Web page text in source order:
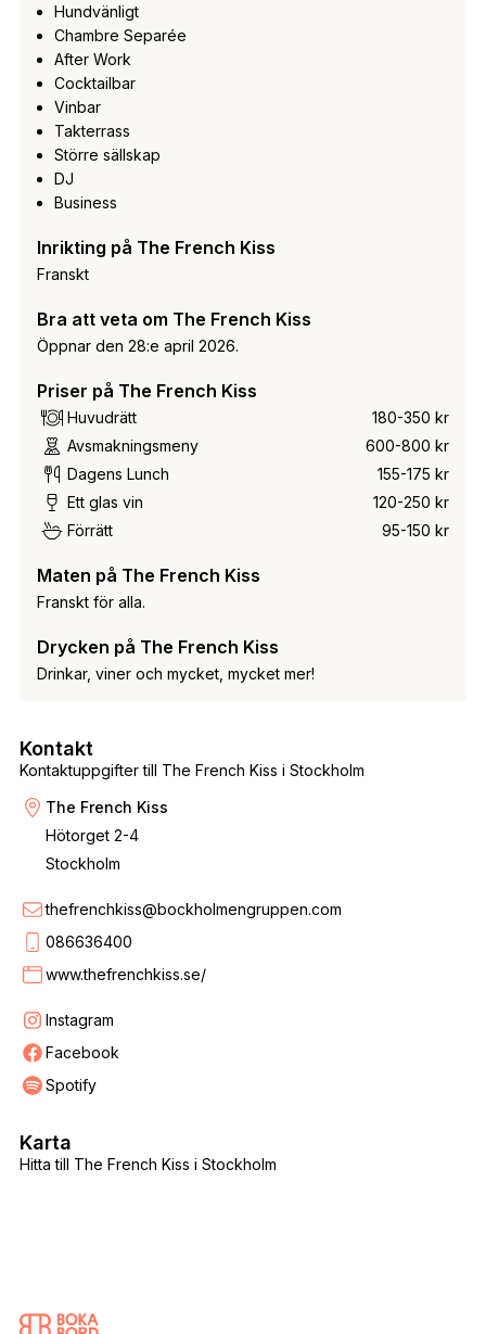
Hundvänligt
Chambre Separée
After Work
Cocktailbar
Vinbar
Takterrass
Större sällskap
DJ
Business
Inrikting på The French Kiss
Franskt
Bra att veta om The French Kiss
Öppnar den 28:e april 2026.
Priser på The French Kiss
Huvudrätt
180-350 kr
Avsmakningsmeny
600-800 kr
Dagens Lunch
155-175 kr
Ett glas vin
120-250 kr
Förrätt
95-150 kr
Maten på The French Kiss
Franskt för alla.
Drycken på The French Kiss
Drinkar, viner och mycket, mycket mer!
Kontaktuppgifter till The French Kiss i Stockholm
Kontakt
The French Kiss
Hötorget 2-4
Stockholm
thefrenchkiss@bockholmengruppen.com
086636400
www.thefrenchkiss.se/
Instagram
Facebook
Spotify
Hitta till The French Kiss i Stockholm
Karta